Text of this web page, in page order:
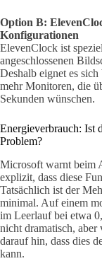
Option B:
Konfigurationen
ElevenClock ist
angeschlossenen
Deshalb eignet es
mehr Monitoren, die
Sekunden wünschen.
Energieverbrauch: Ist
Problem?
Microsoft warnt beim
explizit, dass diese
Tatsächlich ist der
minimal. Auf einem
im Leerlauf bei etwa
nicht dramatisch,
darauf hin, dass dies
kann.